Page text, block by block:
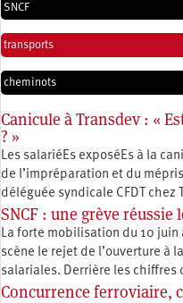
SNCF
transports
cheminots
Canicule à Transdev : «
? »
Les salariéEs exposéEs à la
de l’impréparation et du
déléguée syndicale CFDT
SNCF : une grève réussie
La forte mobilisation du 10 juin
scène le rejet de l’ouverture à
salariales. Derrière les chiffres
Concurrence ferroviaire,